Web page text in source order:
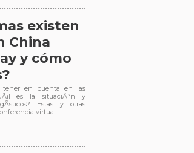
existen
China
y cómo
tener en cuenta en las
es la situaciÃ³n y
Estas y otras
virtual